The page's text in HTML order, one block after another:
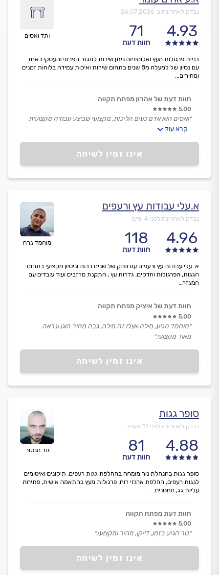
ותד ואסים
נבדק לאחרונה ב-26.07.2026
4.93
71
חוות דעת
אינו זמין לשיחה
בניית פרגולות מעץ ואלומיניום ניתן שירות למגזר הפרטי והעסקי כאחד.
עם נסיון של למעלה מ8 שנים בתחום שירות ואיכות עמידה בלוחות זמנים
ומחירים...
חוות דעת של אהרון מפתח תקווה
5.00
״ואסים הוא אדם נעים הליכות, מקצועי שביצע עבודה מקצועית
במחיר הוגן,
קרא עוד
מוחמד גרה
א.עלי עבודות עץ ורעפים
נבדק לאחרונה לפני 4 ימים
4.96
118
חוות דעת
אינו זמין לשיחה
א. עלי עבודות עץ ורעפים עם וותק של שנים רבות וניסיון מקצועי בתחום
הגגות, הפרגולות והדקים, גדרות עץ , התקנת מרזבים ועוד עובדים עם
המגזר...
חוות דעת של איציק מפתח תקווה
5.00
״מוחמד הגיע, מילה אצלו זה מילה, גבה מחיר הוגן ונראה
מאוד מקצועי.״
נור מנסור
סופר גגות
נבדק לאחרונה לפני 11 שעות
4.88
81
חוות דעת
אינו זמין לשיחה
סופר גגות בהנהלת נור מומחה בהחלפת גגות רעפים, תיקונים ואיטומים
לגגות רעפים, החלפת ארגזי רוח, פרגולות מעץ בהתאמה אישית, פתיחת
עליות גג, מחסנים...
חוות דעת מפתח תקווה
5.00
״נור הגיע בזמן, דייקן, מהיר ומקצועי,״